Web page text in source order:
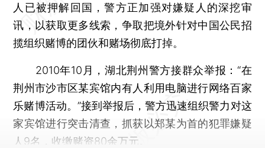
人已被押解回国，警方正加强对嫌疑人的深挖审
讯，以获取更多线索，争取把境外针对中国公民招
揽组织赌博的团伙和赌场彻底打掉。
2010年10月，湖北荆州警方接群众举报：“在
荆州市沙市区某宾馆内有人利用电脑进行网络百家
乐赌博活动。”接到举报后，警方迅速组织警力对这
家宾馆进行突击清查，抓获以郑某为首的犯罪嫌疑
人9名，收缴赌资80余万元。